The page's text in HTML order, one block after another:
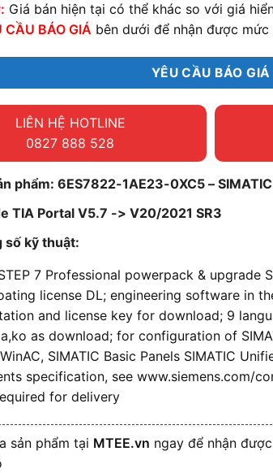
Giá bán hiện tại có thể khác so với giá
CẦU BÁO GIÁ bên dưới để nhận được
YÊU CẦU BÁO GIÁ
LIÊN HỆ HOTLINE
0827 888 528
phẩm: 6ES7822-1AE23-0XC5 –
TIA Portal V5.7 -> V20/2021 SR3
số kỹ thuật:
7 Professional powerpack & upgrade
license DL; engineering software in
and license key for download; 9
as download; for configuration of
SIMATIC Basic Panels SIMATIC
specification, see www.siemens.com/
for delivery
sản phẩm tại MTEE.vn ngay để nhận